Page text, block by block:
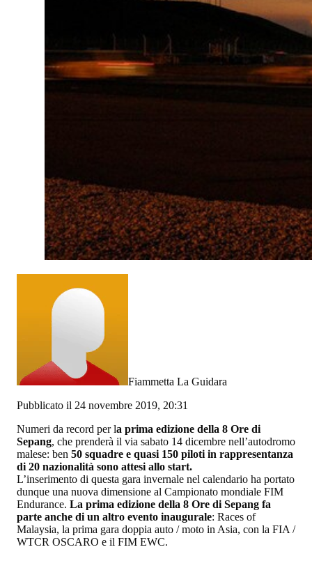
Fiammetta La Guidara
Pubblicato il 24 novembre 2019, 20:31
Numeri da record per la prima edizione della 8 Ore di
Sepang, che prenderà il via sabato 14 dicembre nell’autodromo
malese: ben 50 squadre e quasi 150 piloti in rappresentanza
di 20 nazionalità sono attesi allo start.
L’inserimento di questa gara invernale nel calendario ha portato
dunque una nuova dimensione al Campionato mondiale FIM
Endurance. La prima edizione della 8 Ore di Sepang fa
parte anche di un altro evento inaugurale: Races of
Malaysia, la prima gara doppia auto / moto in Asia, con la FIA /
WTCR OSCARO e il FIM EWC.